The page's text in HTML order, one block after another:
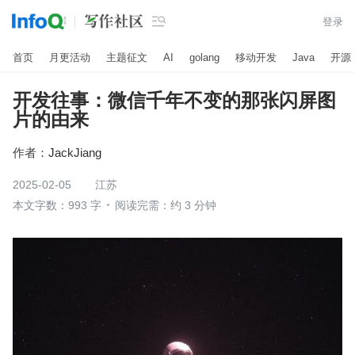
 登录
首页 月更活动 主题征文 AI golang 移动开发 Java 开源
开发往事：微信千年不变的那张闪屏图
片的由来
作者： JackJiang
2025-02-05
江苏
本文字数：993 字
阅读完需：约 3 分钟